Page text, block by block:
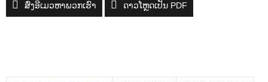
ສົ່ງອີເມວຫາພວກເຮົາ ດາວໂຫຼດເປັນ PDF